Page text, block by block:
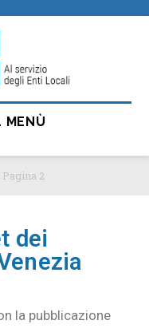
MENÙ
Pagina 2
dei
la pubblicazione